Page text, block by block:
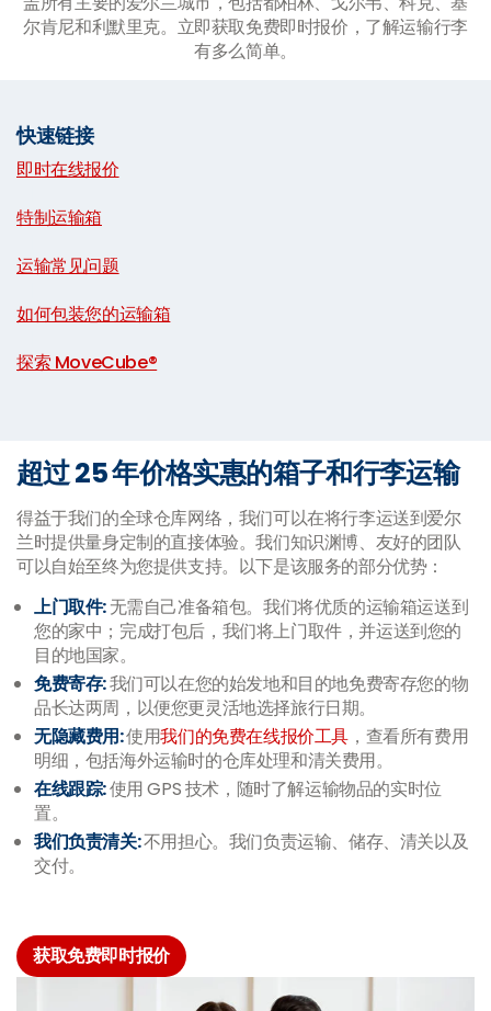
尔肯尼和利默里克。立即获取免费即时报价，了解运输行李
有多么简单。
快速链接
即时在线报价
特制运输箱
运输常见问题
如何包装您的运输箱
探索 MoveCube®
超过 25 年价格实惠的箱子和行李运输
得益于我们的全球仓库网络，我们可以在将行李运送到爱尔
兰时提供量身定制的直接体验。我们知识渊博、友好的团队
可以自始至终为您提供支持。以下是该服务的部分优势：
上门取件:无需自己准备箱包。我们将优质的运输箱运送到
您的家中；完成打包后，我们将上门取件，并运送到您的
目的地国家。
免费寄存:我们可以在您的始发地和目的地免费寄存您的物
品长达两周，以便您更灵活地选择旅行日期。
无隐藏费用:使用我们的免费在线报价工具 ，查看所有费用
明细，包括海外运输时的仓库处理和清关费用。
在线跟踪:使用 GPS 技术，随时了解运输物品的实时位
置。
我们负责清关:不用担心。我们负责运输、储存、清关以及
交付。
获取免费即时报价